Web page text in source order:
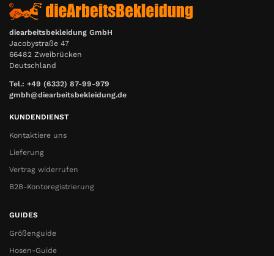
0
€
diearbeitsbekleidung GmbH
Jacobystraße 47
66482 Zweibrücken
Deutschland
Tel.: +49 (6332) 87-99-979
gmbh@diearbeitsbekleidung.de
KUNDENDIENST
Kontaktiere uns
Lieferung
Vertrag widerrufen
B2B-Kontoregistrierung
GUIDES
Größenguide
Hosen-Guide